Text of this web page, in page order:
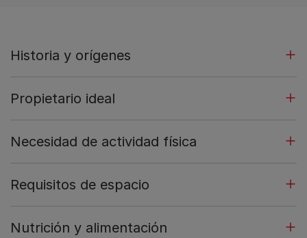
Historia y orígenes
Propietario ideal
Necesidad de actividad física
Requisitos de espacio
Nutrición y alimentación